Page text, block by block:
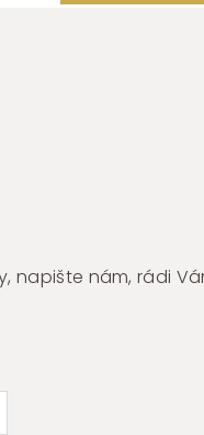
Brosway
napište nám, rádi